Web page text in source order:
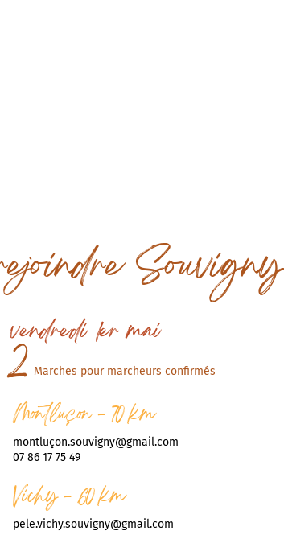
Souvigny
Marches pour marcheurs confirmés
2
vendredi 1er mai
Montluçon - 70 km
montluçon.souvigny@gmail.com
07 86 17 75 49
Vichy - 60 km
pele.vichy.souvigny@gmail.com